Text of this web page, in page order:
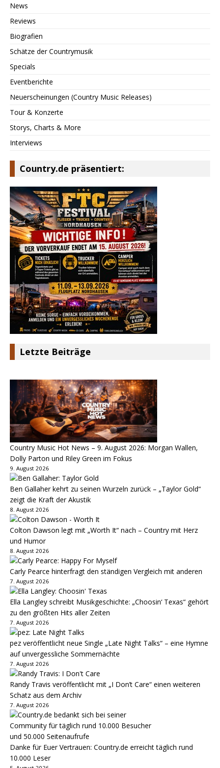
News
Reviews
Biografien
Schätze der Countrymusik
Specials
Eventberichte
Neuerscheinungen (Country Music Releases)
Tour & Konzerte
Storys, Charts & More
Interviews
Country.de präsentiert:
Letzte Beiträge
Country Music Hot News – 9. August 2026: Morgan Wallen,
Dolly Parton und Riley Green im Fokus
9. August 2026
Ben Gallaher kehrt zu seinen Wurzeln zurück – „Taylor Gold“
zeigt die Kraft der Akustik
8. August 2026
Colton Dawson legt mit „Worth It“ nach – Country mit Herz
und Humor
8. August 2026
Carly Pearce hinterfragt den ständigen Vergleich mit anderen
7. August 2026
Ella Langley schreibt Musikgeschichte: „Choosin‘ Texas“ gehört
zu den größten Hits aller Zeiten
7. August 2026
pez veröffentlicht neue Single „Late Night Talks“ – eine Hymne
auf unvergessliche Sommernächte
7. August 2026
Randy Travis veröffentlicht mit „I Don’t Care“ einen weiteren
Schatz aus dem Archiv
7. August 2026
Danke für Euer Vertrauen: Country.de erreicht täglich rund
10.000 Leser